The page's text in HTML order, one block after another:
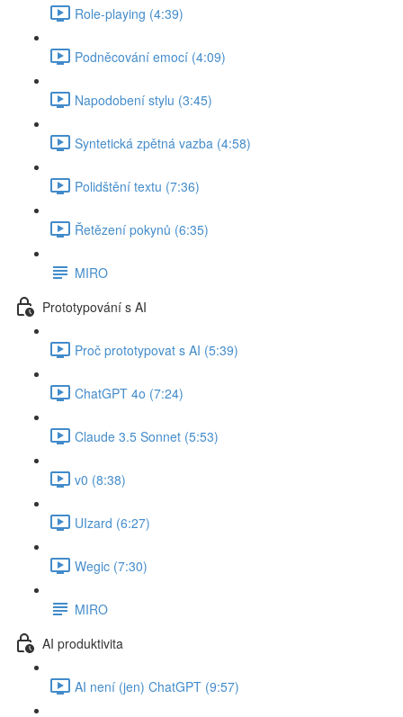
Role-playing (4:39)
Podněcování emocí (4:09)
Napodobení stylu (3:45)
Syntetická zpětná vazba (4:58)
Polidštění textu (7:36)
Řetězení pokynů (6:35)
MIRO
Prototypování s AI
Proč prototypovat s AI (5:39)
ChatGPT 4o (7:24)
Claude 3.5 Sonnet (5:53)
v0 (8:38)
UIzard (6:27)
Wegic (7:30)
MIRO
AI produktivita
AI není (jen) ChatGPT (9:57)